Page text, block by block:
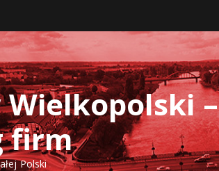
Wielkopolski –
firm
Polski